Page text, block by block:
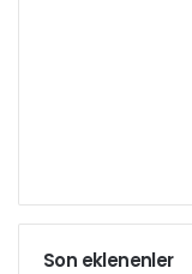
Son eklenenler